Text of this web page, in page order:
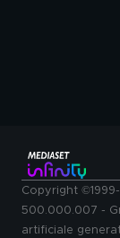
Copyright
500.000.007 -
artificiale